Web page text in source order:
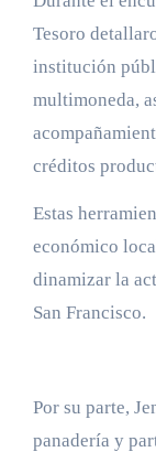
Tesoro
institución
multimoneda,
créditos
Estas
económico
dinamizar la
San Francisco.
Por su parte,
panadería y